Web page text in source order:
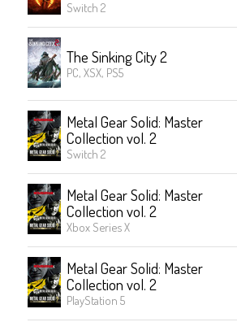
Switch 2
The Sinking City 2
PC, XSX, PS5
Metal Gear Solid: Master
Collection vol. 2
Switch 2
Metal Gear Solid: Master
Collection vol. 2
Xbox Series X
Metal Gear Solid: Master
Collection vol. 2
PlayStation 5